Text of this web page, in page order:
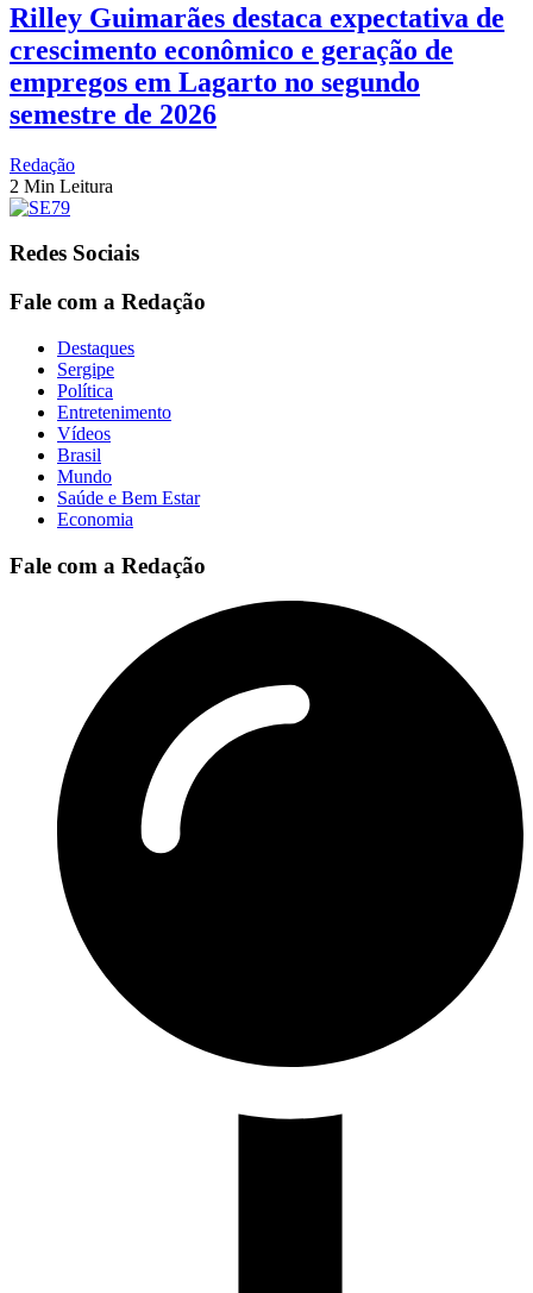
Rilley Guimarães destaca expectativa de
crescimento econômico e geração de
empregos em Lagarto no segundo
semestre de 2026
Redação
2 Min Leitura
Redes Sociais
Fale com a Redação
Destaques
Sergipe
Política
Entretenimento
Vídeos
Brasil
Mundo
Saúde e Bem Estar
Economia
Fale com a Redação